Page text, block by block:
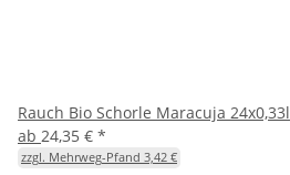
Rauch Bio Schorle Maracuja 24x0,33l
ab 24,35 € *
zzgl. Mehrweg-Pfand 3,42 €